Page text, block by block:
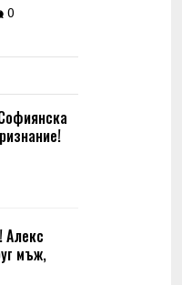
0
Алекс
мъж,